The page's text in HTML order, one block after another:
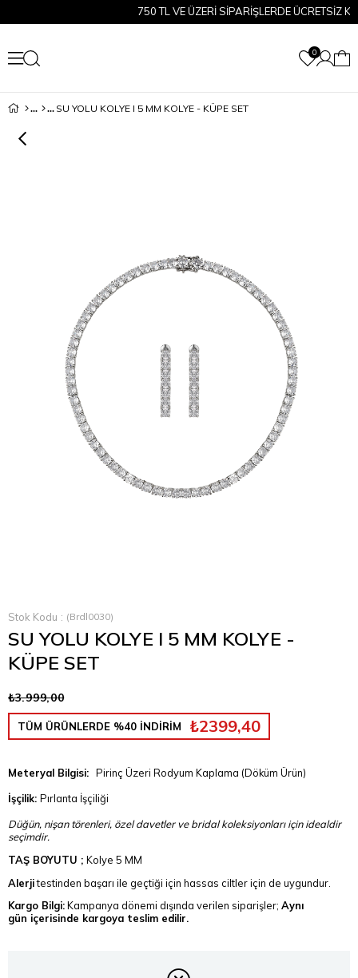
750 TL VE ÜZERİ SİPARİŞLERDE ÜCRETSİZ
0
SU YOLU KOLYE I 5 MM KOLYE - KÜPE SET
Stok Kodu (Brdl0030)
SU YOLU KOLYE I 5 MM KOLYE -
KÜPE SET
₺3.999,00
TÜM ÜRÜNLERDE %40 İNDİRİM ₺2399,40
Meteryal Bilgisi: Pirinç Üzeri Rodyum Kaplama (Döküm Ürün)
İşçilik: Pırlanta İşçiliği
Düğün, nişan törenleri, özel davetler ve bridal koleksiyonları için idealdir
seçimdir.
TAŞ BOYUTU ; Kolye 5 MM
Alerjitestinden başarı ile geçtiği için hassas ciltler için de uygundur.
Kargo Bilgi:Kampanya dönemi dışında verilen siparişler; Aynı
gün içerisinde kargoya teslim edilir.